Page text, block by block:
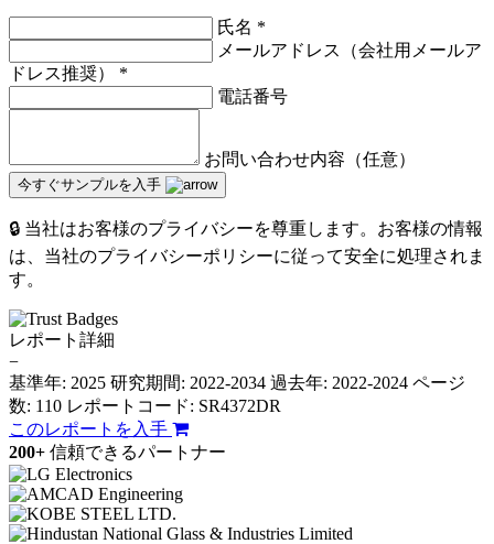
氏名 *
メールアドレス（会社用メールア
ドレス推奨） *
電話番号
お問い合わせ内容（任意）
今すぐサンプルを入手
🔒 当社はお客様のプライバシーを尊重します。お客様の情報
は、当社のプライバシーポリシーに従って安全に処理されま
す。
レポート詳細
−
基準年: 2025 研究期間: 2022-2034 過去年: 2022-2024 ページ
数: 110 レポートコード: SR4372DR
このレポートを入手
200+ 信頼できるパートナー